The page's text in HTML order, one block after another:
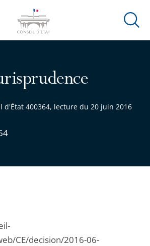
Ouvrir
d'État 400364, lecture du 20 juin 2016
CE/decision/2016-06-